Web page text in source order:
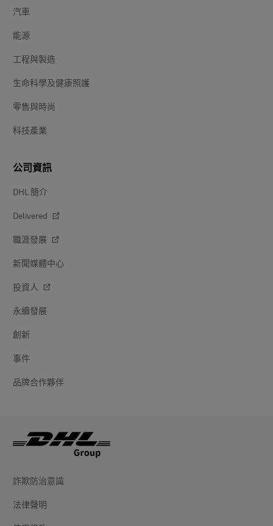
汽車
能源
工程與製造
生命科學及健康照護
零售與時尚
科技產業
公司資訊
DHL 簡介
Delivered
職涯發展
新聞媒體中心
投資人
永續發展
創新
事件
品牌合作夥伴
詐欺防治意識
法律聲明